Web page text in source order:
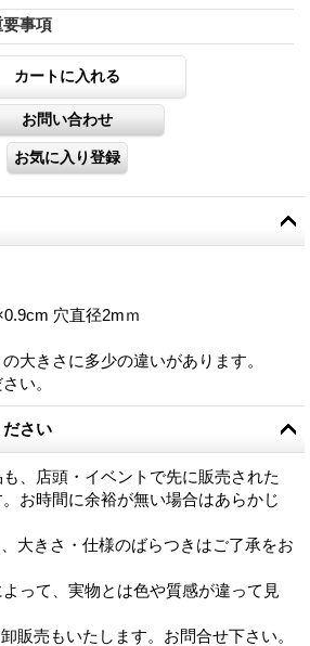
事項
穴直径2mｍ
大きさに多少の違いがあります。
い。
さい
、店頭・イベントで先に販売された
お時間に余裕が無い場合はあらかじ
大きさ・仕様のばらつきはご了承をお
って、実物とは色や質感が違って見
販売もいたします。お問合せ下さい。